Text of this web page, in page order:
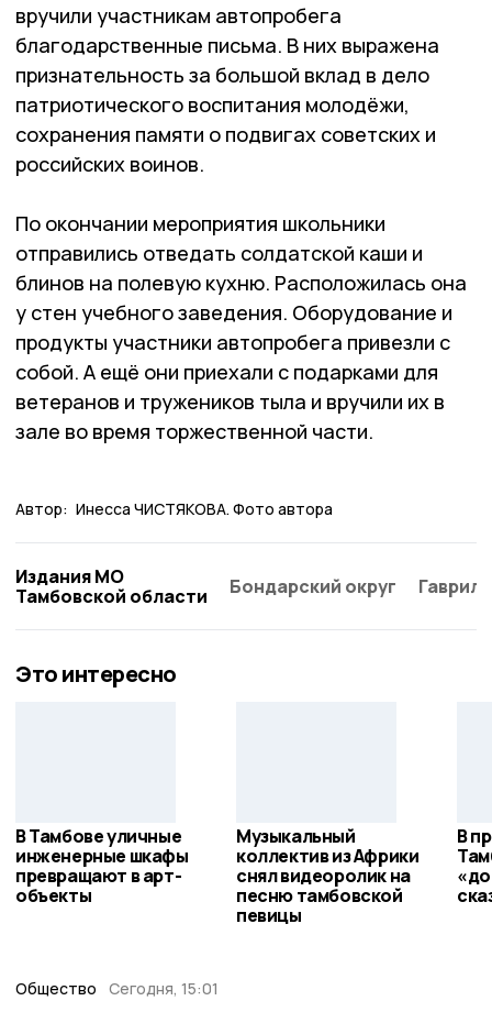
вручили участникам автопробега
благодарственные письма. В них выражена
признательность за большой вклад в дело
патриотического воспитания молодёжи,
сохранения памяти о подвигах советских и
российских воинов.
По окончании мероприятия школьники
отправились отведать солдатской каши и
блинов на полевую кухню. Распо­ложилась она
у стен учебного заведения. Обору­дование и
продукты участники автопробега привезли с
собой. А ещё они приехали с подарками для
ветеранов и тружеников тыла и вручили их в
зале во время торжественной части.
Автор: Инесса ЧИСТЯКОВА. Фото автора
Издания МО
Тамбовской области
Бондарский округ
Это интересно
В Тамбове уличные
инженерные шкафы
превращают в арт-
объекты
Музыкальный
коллектив из Африки
снял видеоролик на
песню тамбовской
певицы
В
Общество Сегодня, 15:01